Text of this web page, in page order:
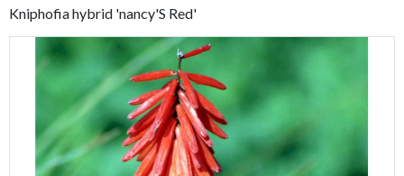
Kniphofia hybrid 'nancy'S Red'